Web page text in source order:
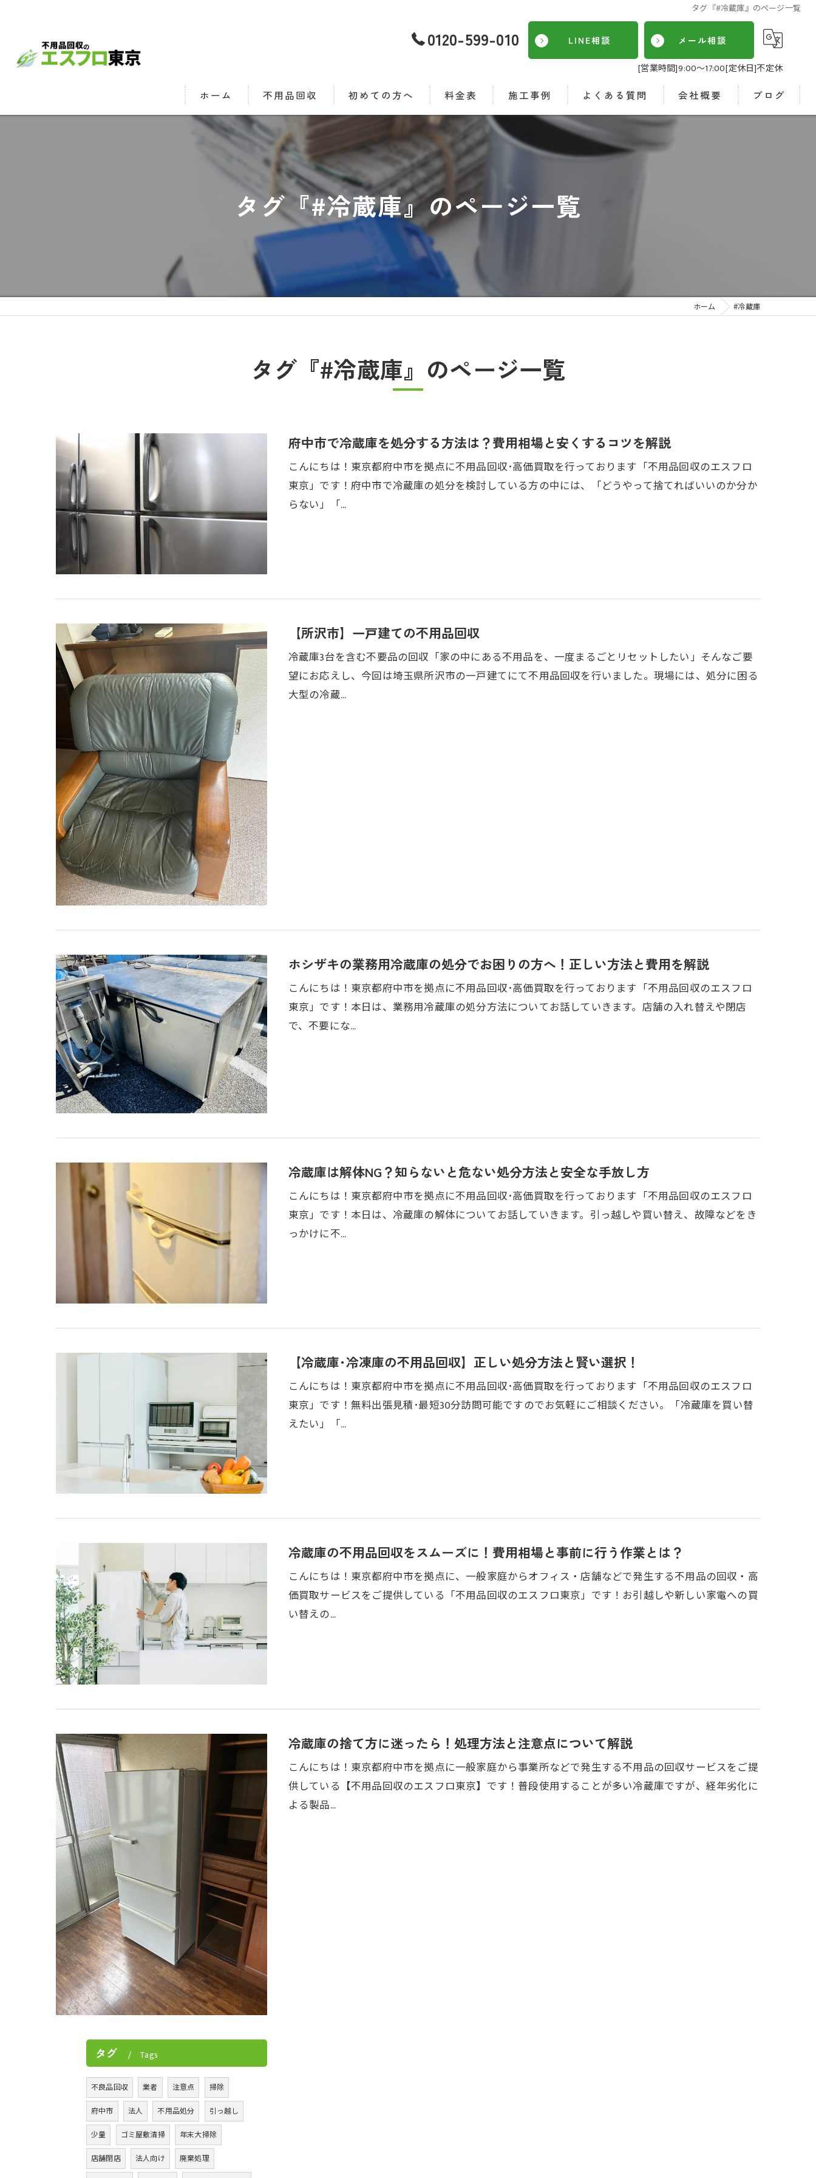
タグ『#冷蔵庫』のページ一覧
0120-599-010 LINE相談 メール相談
[営業時間]9:00～17:00[定休日]不定休
ホーム 不用品回収
残置物撤去
ゴミ屋敷清掃
遺品整理
ハウスクリーニング
初めての方へ
府中市の不用品回収
料金表 施工事例 よくある質問 会社概要 ブログ
タグ『#冷蔵庫』のページ一覧
ホーム #冷蔵庫
タグ『#冷蔵庫』のページ一覧
府中市で冷蔵庫を処分する方法は？費用相場と安くするコツを解説
こんにちは！東京都府中市を拠点に不用品回収･高価買取を行っております「不用品回収のエスフロ
東京」です！府中市で冷蔵庫の処分を検討している方の中には、「どうやって捨てればいいのか分か
らない」「…
【所沢市】一戸建ての不用品回収
冷蔵庫3台を含む不要品の回収「家の中にある不用品を、一度まるごとリセットしたい」そんなご要
望にお応えし、今回は埼玉県所沢市の一戸建てにて不用品回収を行いました。現場には、処分に困る
大型の冷蔵…
ホシザキの業務用冷蔵庫の処分でお困りの方へ！正しい方法と費用を解説
こんにちは！東京都府中市を拠点に不用品回収･高価買取を行っております「不用品回収のエスフロ
東京」です！本日は、業務用冷蔵庫の処分方法についてお話していきます。店舗の入れ替えや閉店
で、不要にな…
冷蔵庫は解体NG？知らないと危ない処分方法と安全な手放し方
こんにちは！東京都府中市を拠点に不用品回収･高価買取を行っております「不用品回収のエスフロ
東京」です！本日は、冷蔵庫の解体についてお話していきます。引っ越しや買い替え、故障などをき
っかけに不…
【冷蔵庫･冷凍庫の不用品回収】正しい処分方法と賢い選択！
こんにちは！東京都府中市を拠点に不用品回収･高価買取を行っております「不用品回収のエスフロ
東京」です！無料出張見積･最短30分訪問可能ですのでお気軽にご相談ください。「冷蔵庫を買い替
えたい」「…
冷蔵庫の不用品回収をスムーズに！費用相場と事前に行う作業とは？
こんにちは！東京都府中市を拠点に、一般家庭からオフィス・店舗などで発生する不用品の回収・高
価買取サービスをご提供している「不用品回収のエスフロ東京」です！お引越しや新しい家電への買
い替えの…
冷蔵庫の捨て方に迷ったら！処理方法と注意点について解説
こんにちは！東京都府中市を拠点に一般家庭から事業所などで発生する不用品の回収サービスをご提
供している【不用品回収のエスフロ東京】です！普段使用することが多い冷蔵庫ですが、経年劣化に
よる製品…
タグ Tags
不良品回収 業者 注意点
掃除
府中市
法人 不用品処分
引っ越し
少量
ゴミ屋敷清掃
年末大掃除
店舗閉店
法人向け
廃棄処理